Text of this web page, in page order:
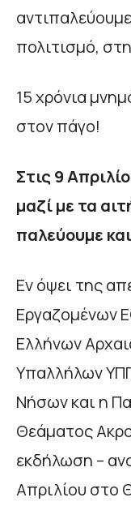
πολιτισμό,
15 χρόνια
στον πάγο!
Στις 9
μαζί με τα
παλεύουμε
Εν όψει της
Εργαζομένων
Ελλήνων
Υπαλλήλων
Νήσων και η
Θεάματος
εκδήλωση –
Απριλίου στο